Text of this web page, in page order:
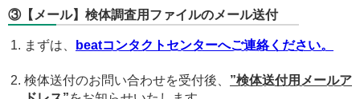
③【メール】検体調査用ファイルのメール送付
まずは、 beatコンタクトセンターへご連絡ください。
検体送付のお問い合わせを受付後、 ”検体送付用メールア